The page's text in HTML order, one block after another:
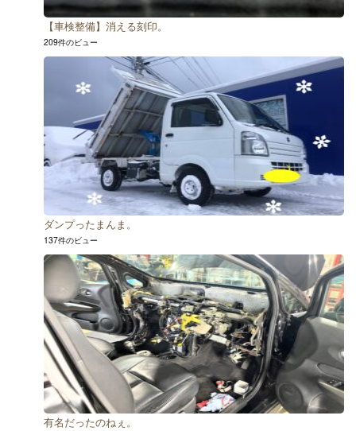
【車検整備】消える刻印。
209件のビュー
ダンプったまんま。
137件のビュー
有名だったのねぇ。